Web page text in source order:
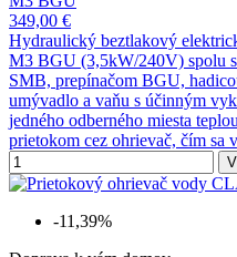
349,00 €
Hydraulický beztlakový
M3 BGU (3,5kW/240V) spolu
SMB, prepínačom BGU,
umývadlo a vaňu s účinným
jedného odberného miesta
prietokom cez ohrievač, čím sa
-11,39%